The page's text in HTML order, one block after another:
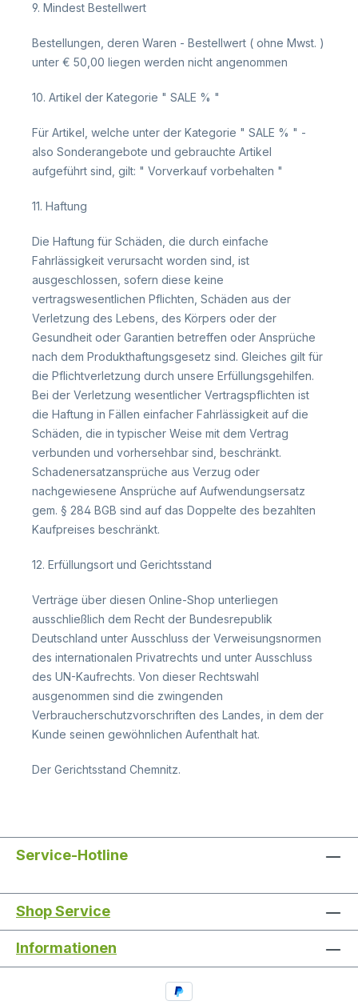
9. Mindest Bestellwert
Bestellungen, deren Waren - Bestellwert ( ohne Mwst. )
unter € 50,00 liegen werden nicht angenommen
10. Artikel der Kategorie " SALE % "
Für Artikel, welche unter der Kategorie " SALE % " -
also Sonderangebote und gebrauchte Artikel
aufgeführt sind, gilt: " Vorverkauf vorbehalten "
11. Haftung
Die Haftung für Schäden, die durch einfache
Fahrlässigkeit verursacht worden sind, ist
ausgeschlossen, sofern diese keine
vertragswesentlichen Pflichten, Schäden aus der
Verletzung des Lebens, des Körpers oder der
Gesundheit oder Garantien betreffen oder Ansprüche
nach dem Produkthaftungsgesetz sind. Gleiches gilt für
die Pflichtverletzung durch unsere Erfüllungsgehilfen.
Bei der Verletzung wesentlicher Vertragspflichten ist
die Haftung in Fällen einfacher Fahrlässigkeit auf die
Schäden, die in typischer Weise mit dem Vertrag
verbunden und vorhersehbar sind, beschränkt.
Schadenersatzansprüche aus Verzug oder
nachgewiesene Ansprüche auf Aufwendungsersatz
gem. § 284 BGB sind auf das Doppelte des bezahlten
Kaufpreises beschränkt.
12. Erfüllungsort und Gerichtsstand
Verträge über diesen Online-Shop unterliegen
ausschließlich dem Recht der Bundesrepublik
Deutschland unter Ausschluss der Verweisungsnormen
des internationalen Privatrechts und unter Ausschluss
des UN-Kaufrechts. Von dieser Rechtswahl
ausgenommen sind die zwingenden
Verbraucherschutzvorschriften des Landes, in dem der
Kunde seinen gewöhnlichen Aufenthalt hat.
Der Gerichtsstand Chemnitz.
Service-Hotline
Shop Service
Informationen